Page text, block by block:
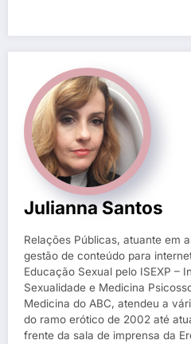
Julianna Santos
Relações Públicas, atuante em
gestão de conteúdo para
Educação Sexual pelo ISEXP –
Sexualidade e Medicina
Medicina do ABC, atendeu a
do ramo erótico de 2002 até
frente da sala de imprensa da